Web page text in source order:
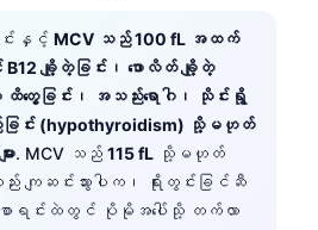
းနှင့် MCV သည် 100 fL အထက်
ချို့တဲ့ခြင်း၊ ဖောလိတ် ချို့တဲ့
တွေ့ခြင်း၊ အသည်းရောဂါ၊ သိုင်းရွို
းခြင်း (hypothyroidism) သို့မဟုတ်
း. MCV သည် 115 fL သို့မဟုတ်
းလည်း ကျဆင်းသွားပါက၊ ရိုးတွင်းခြင်ဆီ
စာရင်းထဲတွင် ပိုမိုအပေါ်သို့ တက်လာ